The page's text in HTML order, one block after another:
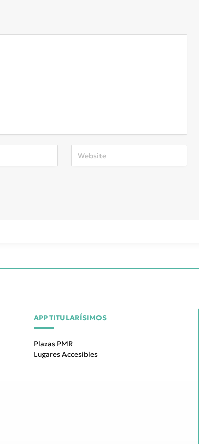
APP TITULARÍSIMOS
Plazas PMR
Lugares Accesibles